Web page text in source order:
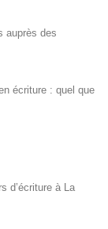
auprès des
écriture : quel que
d’écriture à La